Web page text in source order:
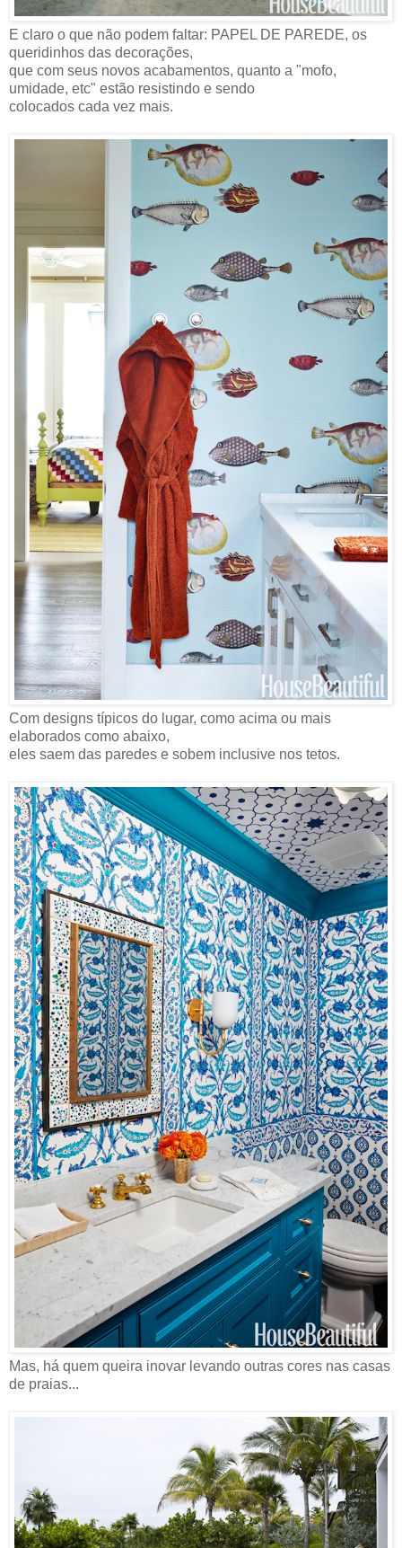
E claro o que não podem faltar: PAPEL DE PAREDE, os
queridinhos das decorações,
que com seus novos acabamentos, quanto a "mofo,
umidade, etc" estão resistindo e sendo
colocados cada vez mais.
Com designs típicos do lugar, como acima ou mais
elaborados como abaixo,
eles saem das paredes e sobem inclusive nos tetos.
Mas, há quem queira inovar levando outras cores nas casas
de praias...